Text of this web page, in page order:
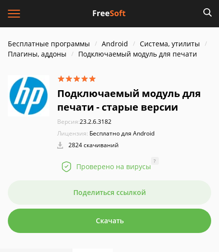
Бесплатные программы Android
Система, утилиты
Плагины, аддоны
Подключаемый модуль для печати
Подключаемый модуль для
печати - старые версии
Версия:23.2.6.3182
Лицензия: Бесплатно для Android
2824 скачиваний
Проверено на вирусы
?
Поделиться ссылкой
Скачать